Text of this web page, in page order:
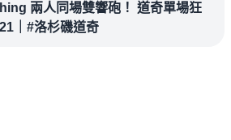
兩人同場雙響砲！ 道奇單場狂
｜#洛杉磯道奇